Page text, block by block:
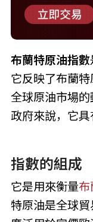
布蘭特原油指數
它反映了布蘭
全球原油市場
政府來說，它具
指數的組成
它是用來衡量布
特原油是全球